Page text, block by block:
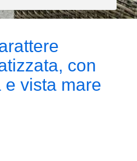
con
vista mare